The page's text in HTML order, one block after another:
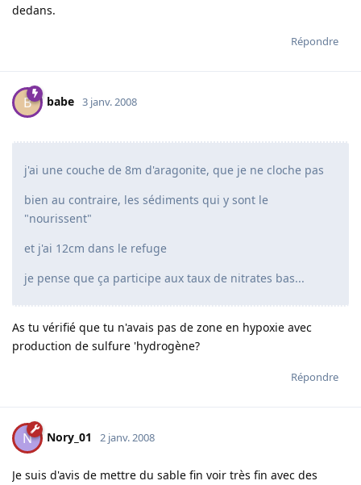
dedans.
Répondre
B babe 3 janv. 2008
j'ai une couche de 8m d'aragonite, que je ne cloche pas
bien au contraire, les sédiments qui y sont le
"nourissent"
et j'ai 12cm dans le refuge
je pense que ça participe aux taux de nitrates bas...
As tu vérifié que tu n'avais pas de zone en hypoxie avec
production de sulfure 'hydrogène?
Répondre
N Nory_01 2 janv. 2008
Je suis d'avis de mettre du sable fin voir très fin avec des